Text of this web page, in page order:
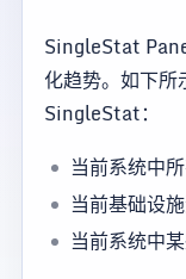
SingleStat
化趋势。如下所
SingleStat：
当前系统中
当前基础设
当前系统中